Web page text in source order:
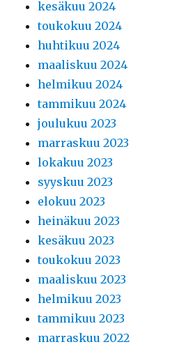
kesäkuu 2024
toukokuu 2024
huhtikuu 2024
maaliskuu 2024
helmikuu 2024
tammikuu 2024
joulukuu 2023
marraskuu 2023
lokakuu 2023
syyskuu 2023
elokuu 2023
heinäkuu 2023
kesäkuu 2023
toukokuu 2023
maaliskuu 2023
helmikuu 2023
tammikuu 2023
marraskuu 2022